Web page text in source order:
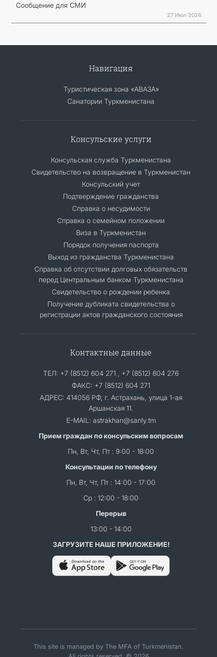
Сообщение для СМИ
27 Июл 2026
Навигация
Туристическая зона «АВАЗА»
Санатории Туркменистана
Консульские услуги
Консульская служба Туркменистана
Свидетельство на возвращение в Туркменистан
Консульский учет
Подтверждение гражданства
Справка о несудимости
Справка о семейном положении
Виза в Туркменистан
Порядок получения паспорта
Выход из гражданства Туркменистана
Cправка об отсутствии долговых обязательств
перед Центральным банком Туркменистана
Свидетельство о рождении ребенка
Получение дубликата свидетельства о
регистрации актов гражданского состояния
Контактные данные
ТЕЛ: +7 (8512) 604 271 , +7 (8512) 604 276
ФАКС: +7 (8512) 604 271
АДРЕС: 414056 РФ, г. Астрахань, улица 1-ая
Аршанская 11.
E-MAIL: astrakhan@sanly.tm
Прием граждан по консульским вопросам
Пн, Вт, Чт, Пт : 9:00 - 18:00
Консультации по телефону
Пн, Вт, Чт, Пт : 14:00 - 17:00
Ср : 12:00 - 18:00
Перерыв
13:00 - 14:00
ЗАГРУЗИТЕ НАШЕ ПРИЛОЖЕНИЕ!
This site is managed by The MFA of Turkmenistan.